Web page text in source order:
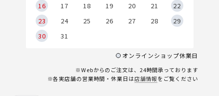
16
17 18 19 20 21
22
23
24 25 26 27 28
29
30
31
オンラインショップ休業日
※Webからのご注文は、24時間承っております
※各実店舗の営業時間・休業日は店舗情報をご覧ください